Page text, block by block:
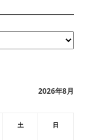
2026年8月
土 日